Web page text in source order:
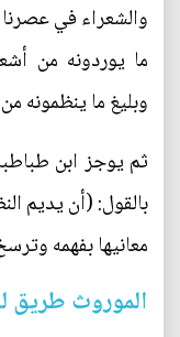
والشعراء في
ما يوردونه من
وبليغ ما ينظمونه
ثم يوجز ابن
بالقول: (أن يديم
معانيها بفهمه
الموروث طريق